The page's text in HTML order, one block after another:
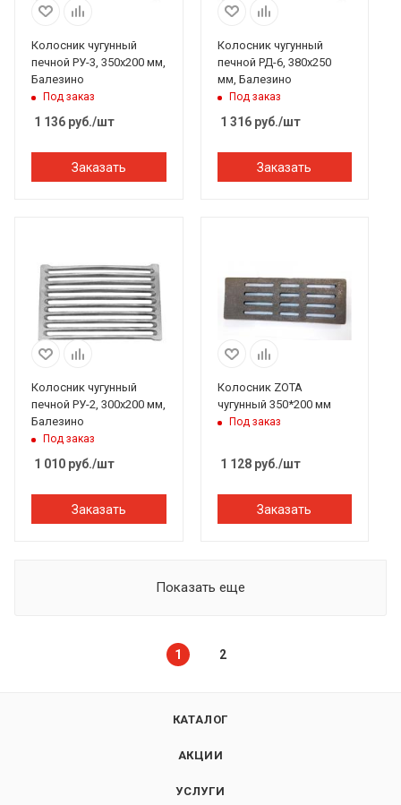
Колосник чугунный
печной РУ-3, 350х200 мм,
Балезино
Под заказ
1 136 руб./шт
Заказать
Колосник чугунный
печной РД-6, 380х250
мм, Балезино
Под заказ
1 316руб./шт
Заказать
Колосник чугунный
печной РУ-2, 300х200 мм,
Балезино
Под заказ
1 010 руб./шт
Заказать
Колосник ZOTA
чугунный 350*200 мм
Под заказ
1 128руб./шт
Заказать
Показать еще
1 2
КАТАЛОГ
АКЦИИ
УСЛУГИ